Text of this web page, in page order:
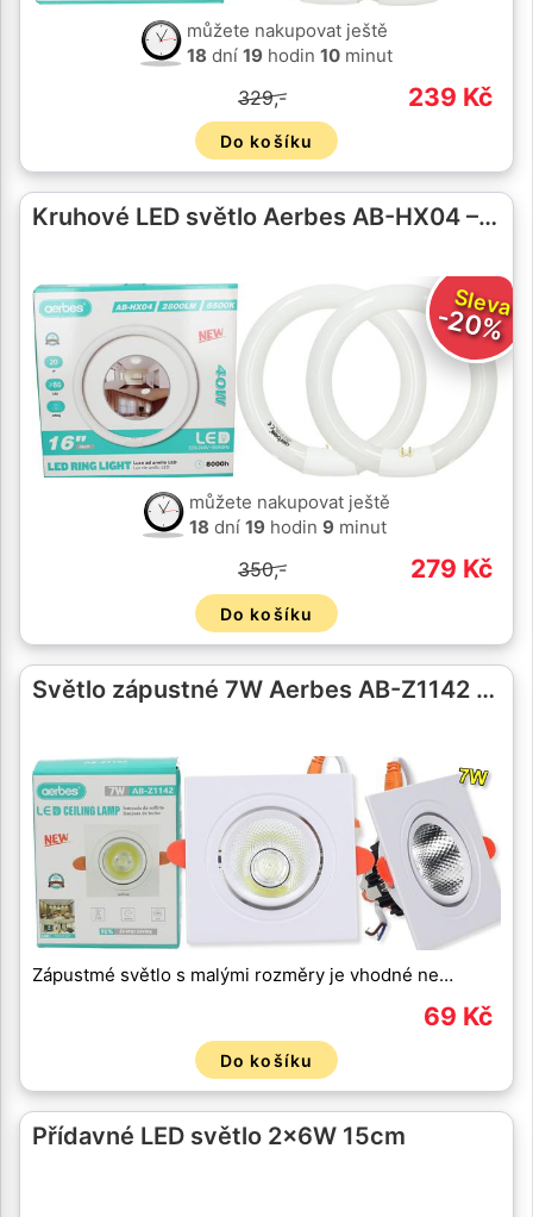
můžete nakupovat ještě
18 dní 19 hodin 10 minut
239 Kč
329,-
Do košíku
Kruhové LED světlo Aerbes AB-HX04 –…
Sleva
-20%
můžete nakupovat ještě
18 dní 19 hodin 9 minut
279 Kč
350,-
Do košíku
Světlo zápustné 7W Aerbes AB-Z1142 …
Zápustmé světlo s malými rozměry je vhodné ne…
69 Kč
Do košíku
Přídavné LED světlo 2x6W 15cm